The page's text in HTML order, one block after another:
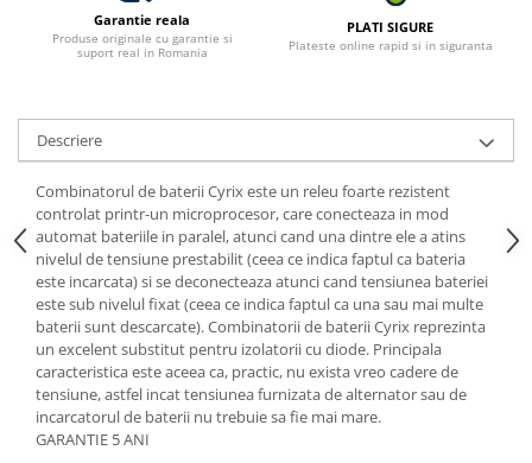
Componente Fotovoltaice
Incarcatoare solare
Interfete si cabluri
Cabluri pentru echipamente
fotovoltaice
Protectii si izolatoare de baterii
Accesorii
Monitorizare si control
Convertoare DC - DC
Invertoare Off-grid
Incarcatoare de retea
Garantie reala
Produse originale cu garantie si
suport real in Romania
PLATI SIGURE
Plateste online rapid si in siguranta
Descriere
Combinatorul de baterii Cyrix este un releu foarte rezistent
controlat printr-un microprocesor, care conecteaza in mod
automat bateriile in paralel, atunci cand una dintre ele a atins
nivelul de tensiune prestabilit (ceea ce indica faptul ca bateria
este incarcata) si se deconecteaza atunci cand tensiunea bateriei
este sub nivelul fixat (ceea ce indica faptul ca una sau mai multe
baterii sunt descarcate). Combinatorii de baterii Cyrix reprezinta
un excelent substitut pentru izolatorii cu diode. Principala
caracteristica este aceea ca, practic, nu exista vreo cadere de
tensiune, astfel incat tensiunea furnizata de alternator sau de
incarcatorul de baterii nu trebuie sa fie mai mare.
GARANTIE 5 ANI